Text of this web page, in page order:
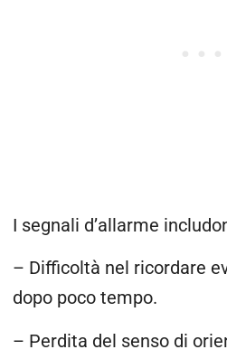
I segnali d’allarme
– Difficoltà nel ricordare
dopo poco tempo.
– Perdita del senso di